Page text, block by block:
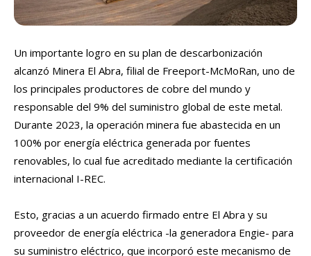
Un importante logro en su plan de descarbonización
alcanzó Minera El Abra, filial de Freeport-McMoRan, uno de
los principales productores de cobre del mundo y
responsable del 9% del suministro global de este metal.
Durante 2023, la operación minera fue abastecida en un
100% por energía eléctrica generada por fuentes
renovables, lo cual fue acreditado mediante la certificación
internacional I-REC.
Esto, gracias a un acuerdo firmado entre El Abra y su
proveedor de energía eléctrica -la generadora Engie- para
su suministro eléctrico, que incorporó este mecanismo de